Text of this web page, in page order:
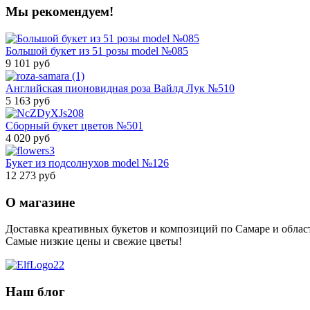
Мы рекомендуем!
Большой букет из 51 розы model №085
9 101 руб
Английская пионовидная роза Вайлд Лук №510
5 163 руб
Сборный букет цветов №501
4 020 руб
Букет из подсолнухов model №126
12 273 руб
О магазине
Доставка креативных букетов и композиций по Самаре и
Самые низкие цены и свежие цветы!
Наш блог